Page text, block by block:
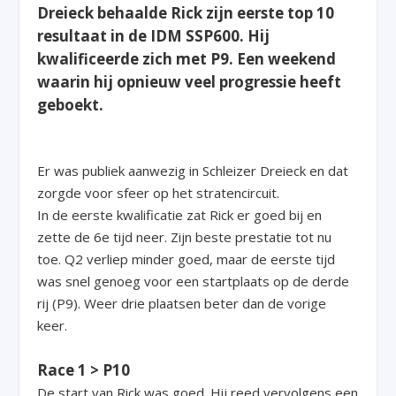
Dreieck behaalde Rick zijn eerste top 10
resultaat in de IDM SSP600. Hij
kwalificeerde zich met P9. Een weekend
waarin hij opnieuw veel progressie heeft
geboekt.
Er was publiek aanwezig in Schleizer Dreieck en dat
zorgde voor sfeer op het stratencircuit.
In de eerste kwalificatie zat Rick er goed bij en
zette de 6e tijd neer. Zijn beste prestatie tot nu
toe. Q2 verliep minder goed, maar de eerste tijd
was snel genoeg voor een startplaats op de derde
rij (P9). Weer drie plaatsen beter dan de vorige
keer.
Race 1 > P10
De start van Rick was goed. Hij reed vervolgens een